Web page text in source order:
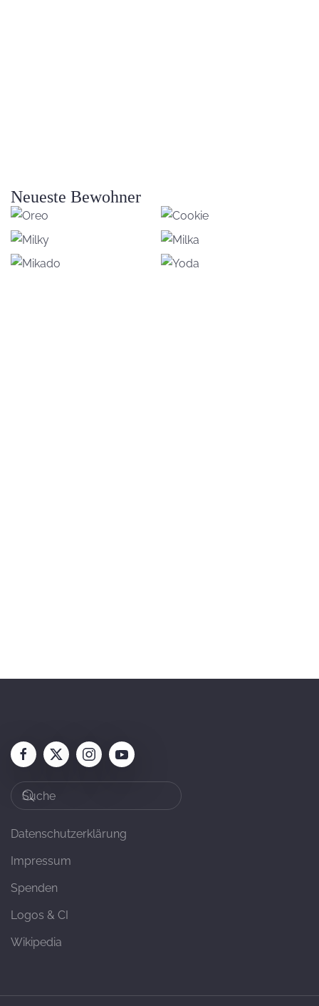
Neueste Bewohner
Datenschutzerklärung
Impressum
Spenden
Logos & CI
Wikipedia